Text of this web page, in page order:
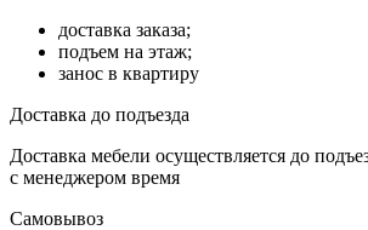
доставка заказа;
подъем на этаж;
занос в квартиру
Доставка до подъезда
Доставка мебели осуществляется до
с менеджером время
Самовывоз